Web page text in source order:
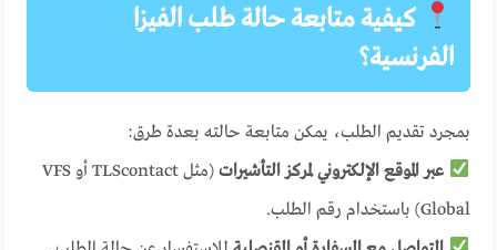
كيفية متابعة حالة طلب الفيزا
الفرنسية؟
بمجرد تقديم الطلب، يمكن متابعة حالته بعدة طرق:
عبر الموقع الإلكتروني لمركز التأشيرات
(مثل TLScontact أو VFS
Global) باستخدام رقم الطلب.